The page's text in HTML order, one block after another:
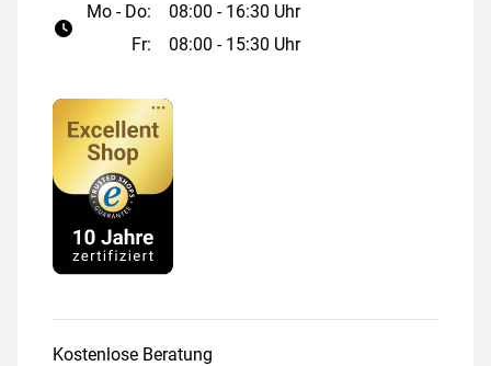
Mo - Do:
08:00 - 16:30 Uhr
Fr:
08:00 - 15:30 Uhr
Kostenlose Beratung